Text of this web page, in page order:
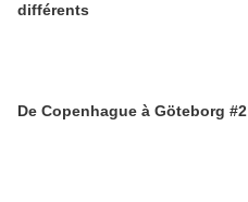
différents
De Copenhague à Göteborg #2